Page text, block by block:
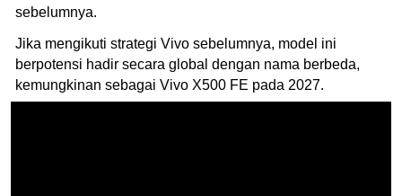
sebelumnya.
Jika mengikuti strategi Vivo sebelumnya, model ini
berpotensi hadir secara global dengan nama berbeda,
kemungkinan sebagai Vivo X500 FE pada 2027.